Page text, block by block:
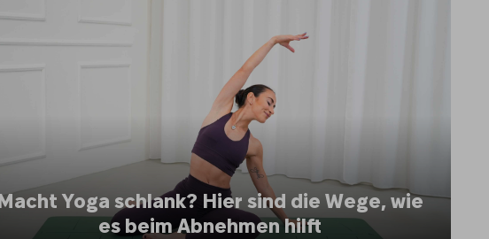
Macht Yoga schlank? Hier sind die Wege, wie
es beim Abnehmen hilft